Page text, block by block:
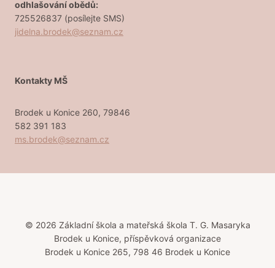
odhlašování obědů:
725526837 (posílejte SMS)
jidelna.brodek@seznam.cz
Kontakty MŠ
Brodek u Konice 260, 79846
582 391 183
ms.brodek@seznam.cz
© 2026 Základní škola a mateřská škola T. G. Masaryka
Brodek u Konice, příspěvková organizace
Brodek u Konice 265, 798 46 Brodek u Konice